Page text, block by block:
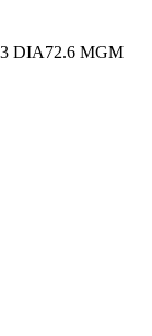
DIA72.6 MGM